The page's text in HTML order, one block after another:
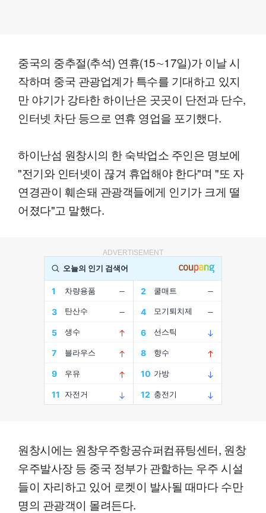
중국의 중추절(추석) 연휴(15∼17일)가 이날 시
작하며 중국 관광업계가 특수를 기대하고 있지
만 야기가 강타한 하이난은 곳곳이 단전과 단수,
인터넷 차단 등으로 연휴 영업을 포기했다.
하이난섬 원창시의 한 숙박업소 주인은 명보에
"전기와 인터넷이 끊겨 휴업해야 한다"며 "또 자
연경관이 훼손돼 관광객들에게 인기가 크게 떨
어졌다"고 말했다.
ADVERTISEMENT
원창시에는 원창우주항공슈퍼컴퓨팅센터, 원창
우주발사장 등 중국 정부가 관할하는 우주 시설
들이 자리하고 있어 로켓이 발사될 때마다 수만
명의 관광객이 몰려든다.